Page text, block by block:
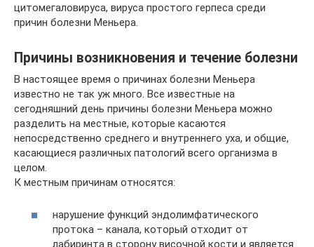
цитомегаловируса, вируса простого герпеса среди
причин болезни Меньера.
Причины возникновения и течение болезни
В настоящее время о причинах болезни Меньера
известно не так уж много. Все известные на
сегодняшний день причины болезни Меньера можно
разделить на местные, которые касаются
непосредственно среднего и внутреннего уха, и общие,
касающиеся различных патологий всего организма в
целом.
К местным причинам относятся:
нарушение функций эндолимфатического
протока – канала, который отходит от
лабиринта в сторону височной кости и является